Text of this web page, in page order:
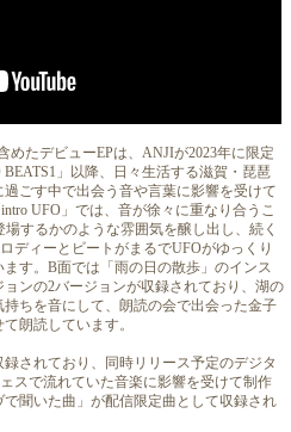
めたデビューEPは、ANJIが2023年に限定
」以降、日々生活する滋賀・琵琶
ごす中で出会う音や言葉に影響を受けて
UFO」では、音が徐々に重なり合うこ
するかのような雰囲気を醸し出し、続く
ディーとビートがまるでUFOがゆっくり
す。B面では「雨の日の散歩」のインス
ンの2バージョンが収録されており、湖の
ちを音にして、朗読の会で出会った金子
朗読しています。
されており、同時リリース予定のデジタ
スで流れていた音楽に影響を受けて制作
聞いた曲」が配信限定曲として収録され